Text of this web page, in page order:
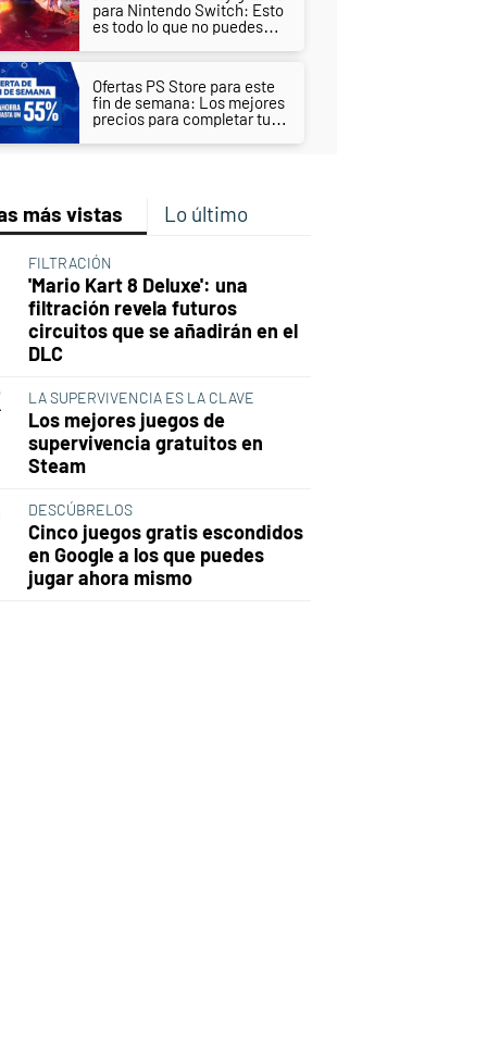
para Nintendo Switch: Esto
es todo lo que no puedes
Ofertas PS Store para este
fin de semana: Los mejores
precios para completar tu
más vistas Lo último
FILTRACIÓN
'Mario Kart 8 Deluxe': una
filtración revela futuros
circuitos que se añadirán en el
DLC
LA SUPERVIVENCIA ES LA CLAVE
Los mejores juegos de
supervivencia gratuitos en
Steam
DESCÚBRELOS
Cinco juegos gratis escondidos
en Google a los que puedes
jugar ahora mismo